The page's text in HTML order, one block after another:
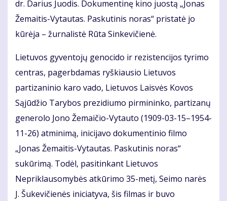
dr. Darius Juodis. Dokumentinę kino juostą „Jonas
Žemaitis-Vytautas. Paskutinis noras“ pristatė jo
kūrėja – žurnalistė Rūta Sinkevičienė.
Lietuvos gyventojų genocido ir rezistencijos tyrimo
centras, pagerbdamas ryškiausio Lietuvos
partizaninio karo vado, Lietuvos Laisvės Kovos
Sąjūdžio Tarybos prezidiumo pirmininko, partizanų
generolo Jono Žemaičio-Vytauto (1909-03-15–1954-
11-26) atminimą, inicijavo dokumentinio filmo
„Jonas Žemaitis-Vytautas. Paskutinis noras“
sukūrimą. Todėl, pasitinkant Lietuvos
Nepriklausomybės atkūrimo 35-metį, Seimo narės
J. Šukevičienės iniciatyva, šis filmas ir buvo